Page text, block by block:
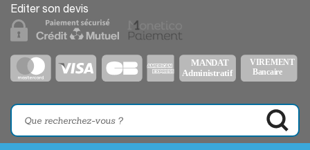
Editer son devis